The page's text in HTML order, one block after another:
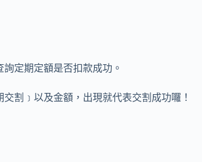
定期定額是否扣款成功。
割﹞以及金額，出現就代表交割成功囉！